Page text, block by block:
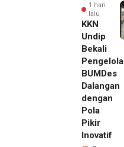
1 hari
lalu
KKN
Undip
Bekali
Pengelola
BUMDes
Dalangan
dengan
Pola
Pikir
Inovatif
1 hari lalu